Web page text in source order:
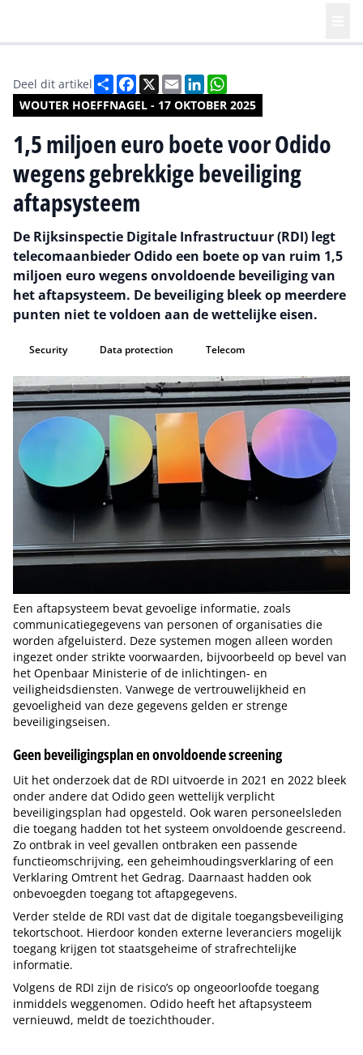
WOUTER HOEFFNAGEL - 17 OKTOBER 2025
Deel dit artikel DeelFacebook
X EmailLinkedIn
1,5 miljoen euro boete voor Odido
wegens gebrekkige beveiliging
aftapsysteem
De Rijksinspectie Digitale Infrastructuur (RDI) legt
telecomaanbieder Odido een boete op van ruim 1,5
miljoen euro wegens onvoldoende beveiliging van
het aftapsysteem. De beveiliging bleek op meerdere
punten niet te voldoen aan de wettelijke eisen.
Security Data protection Telecom
Een aftapsysteem bevat gevoelige informatie, zoals
communicatiegegevens van personen of organisaties die
worden afgeluisterd. Deze systemen mogen alleen worden
ingezet onder strikte voorwaarden, bijvoorbeeld op bevel van
het Openbaar Ministerie of de inlichtingen- en
veiligheidsdiensten. Vanwege de vertrouwelijkheid en
gevoeligheid van deze gegevens gelden er strenge
beveiligingseisen.
Geen beveiligingsplan en onvoldoende screening
Uit het onderzoek dat de RDI uitvoerde in 2021 en 2022 bleek
onder andere dat Odido geen wettelijk verplicht
beveiligingsplan had opgesteld. Ook waren personeelsleden
die toegang hadden tot het systeem onvoldoende gescreend.
Zo ontbrak in veel gevallen ontbraken een passende
functieomschrijving, een geheimhoudingsverklaring of een
Verklaring Omtrent het Gedrag. Daarnaast hadden ook
onbevoegden toegang tot aftapgegevens.
Verder stelde de RDI vast dat de digitale toegangsbeveiliging
tekortschoot. Hierdoor konden externe leveranciers mogelijk
toegang krijgen tot staatsgeheime of strafrechtelijke
informatie.
Volgens de RDI zijn de risico’s op ongeoorloofde toegang
inmiddels weggenomen. Odido heeft het aftapsysteem
vernieuwd, meldt de toezichthouder.